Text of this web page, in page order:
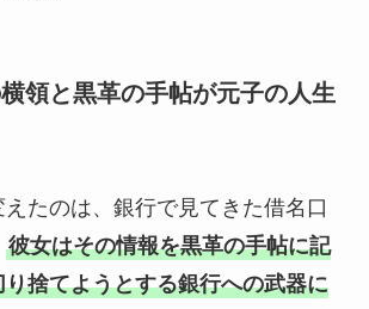
領と黒革の手帖が元子の人生
たのは、銀行で見てきた借名口
彼女はその情報を黒革の手帖に記
捨てようとする銀行への武器に